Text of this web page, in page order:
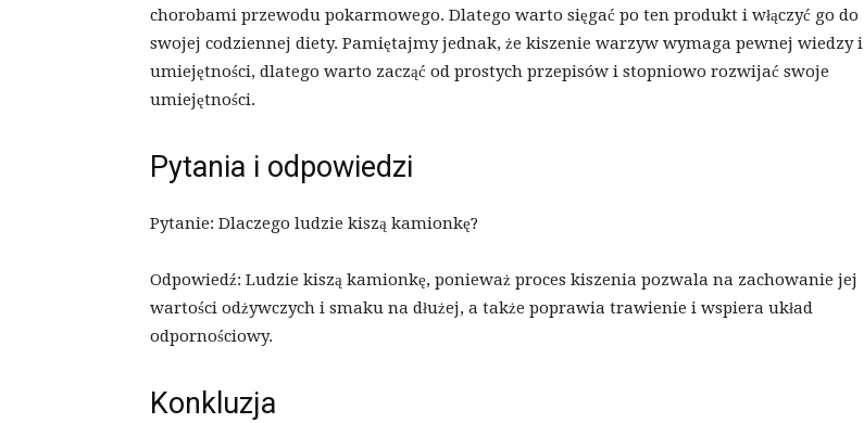
chorobami przewodu pokarmowego. Dlatego warto sięgać po ten produkt i włączyć go do
swojej codziennej diety. Pamiętajmy jednak, że kiszenie warzyw wymaga pewnej wiedzy i
umiejętności, dlatego warto zacząć od prostych przepisów i stopniowo rozwijać swoje
umiejętności.
Pytania i odpowiedzi
Pytanie: Dlaczego ludzie kiszą kamionkę?
Odpowiedź: Ludzie kiszą kamionkę, ponieważ proces kiszenia pozwala na zachowanie jej
wartości odżywczych i smaku na dłużej, a także poprawia trawienie i wspiera układ
odpornościowy.
Konkluzja